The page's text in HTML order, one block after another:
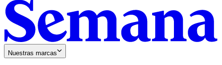
Nuestras marcas